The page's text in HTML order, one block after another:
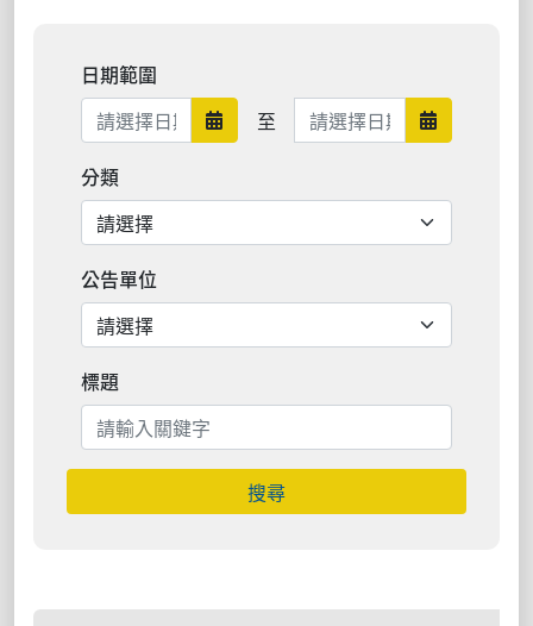
日期範圍
日期範圍開始
至 日期範圍結束 日期範圍
分類
公告單位
標題
搜尋